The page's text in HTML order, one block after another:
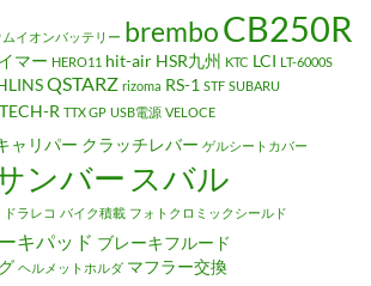
イオンバッテリー bremboCB250R
マー HERO11 hit-air HSR九州 KTC LCI LT-6000S
QSTARZ rizoma RS-1 STF SUBARU
R TTX GP USB電源 VELOCE
ャリパー クラッチレバー ゲルシートカバー
ンバー スバル
ドラレコ バイク積載 フォトクロミックシールド
キパッド ブレーキフルード
ヘルメットホルダ マフラー交換